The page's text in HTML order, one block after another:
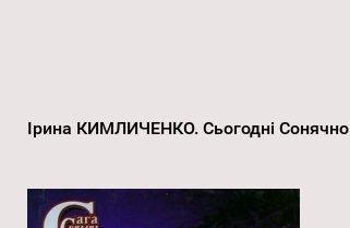
Ірина КИМЛИЧЕНКО. Сьогодні Сонячно